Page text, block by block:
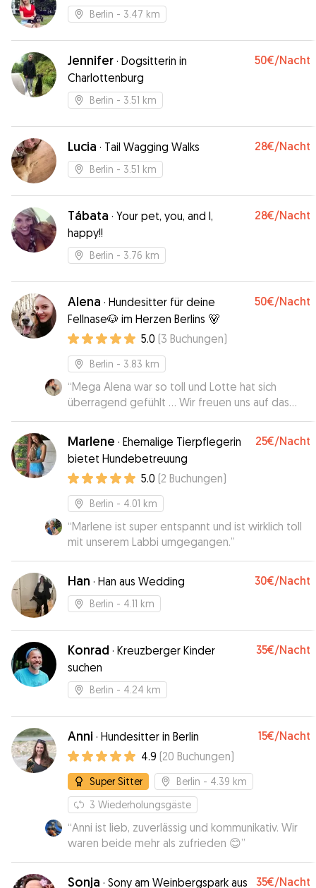
Berlin - 3.47 km
Jennifer · Dogsitterin in
Charlottenburg
50€/Nacht
Berlin - 3.51 km
Lucia · Tail Wagging Walks 28€/Nacht
Berlin - 3.51 km
Tábata · Your pet, you, and I,
happy!!
28€/Nacht
Berlin - 3.76 km
Alena · Hundesitter für deine
Fellnase🐶 im Herzen Berlins 🐻
50€/Nacht
5.0 (3 Buchungen)
Berlin - 3.83 km
“Mega Alena war so toll und Lotte hat sich
überragend gefühlt … Wir freuen uns auf das
nächste mal”
Marlene · Ehemalige Tierpflegerin
bietet Hundebetreuung
25€/Nacht
5.0 (2 Buchungen)
Berlin - 4.01 km
“Marlene ist super entspannt und ist wirklich toll
mit unserem Labbi umgegangen.”
Han · Han aus Wedding 30€/Nacht
Berlin - 4.11 km
Konrad · Kreuzberger Kinder
suchen
35€/Nacht
Berlin - 4.24 km
Anni · Hundesitter in Berlin 15€/Nacht
4.9 (20 Buchungen)
Super Sitter Berlin - 4.39 km
3 Wiederholungsgäste
“Anni ist lieb, zuverlässig und kommunikativ. Wir
waren beide mehr als zufrieden 😊”
Sonja · Sony am Weinbergspark aus 35€/Nacht